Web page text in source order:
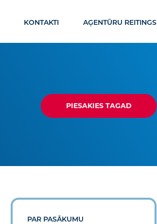
KONTAKTI AĢENTŪRU REITINGS
PIESAKIES TAGAD
PAR PASĀKUMU